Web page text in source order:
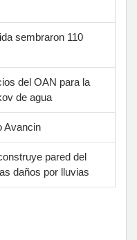
sembraron 110
del OAN para la
de agua
Avancin
pared del
daños por lluvias